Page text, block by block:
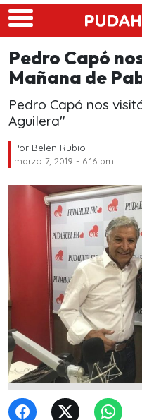
Skip to main content
Pedro Capó
Mañana de
Pedro Capó nos
Aguilera"
Por Belén Rubio
marzo 7, 2019 - 6:16 pm